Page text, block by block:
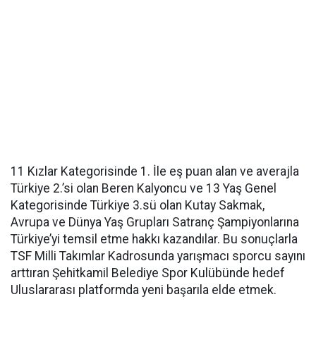
11 Kızlar Kategorisinde 1. İle eş puan alan ve averajla
Türkiye 2.’si olan Beren Kalyoncu ve 13 Yaş Genel
Kategorisinde Türkiye 3.sü olan Kutay Sakmak,
Avrupa ve Dünya Yaş Grupları Satranç Şampiyonlarına
Türkiye’yi temsil etme hakkı kazandılar. Bu sonuçlarla
TSF Milli Takımlar Kadrosunda yarışmacı sporcu sayını
arttıran Şehitkamil Belediye Spor Kulübünde hedef
Uluslararası platformda yeni başarıla elde etmek.